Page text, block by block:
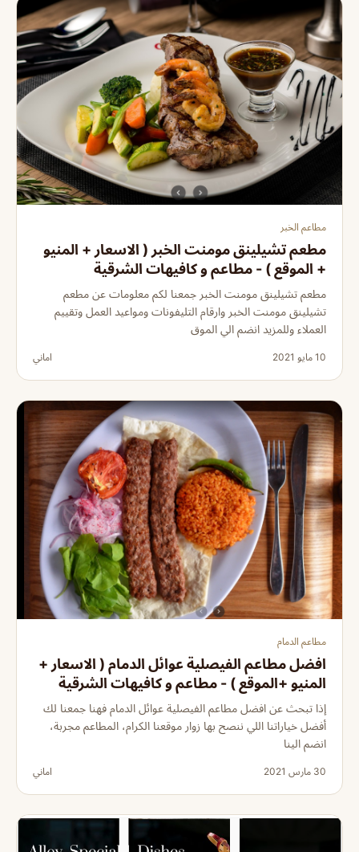
مطاعم الخبر
مطعم تشيلينق مومنت الخبر ( الاسعار + المنيو
+ الموقع ) - مطاعم و كافيهات الشرقية
مطعم تشيلينق مومنت الخبر جمعنا لكم معلومات عن مطعم
تشيلينق مومنت الخبر وارقام التليفونات ومواعيد العمل وتقييم
العملاء وللمزيد انضم الي الموق
10 مايو 2021 اماني
مطاعم الدمام
افضل مطاعم الفيصلية عوائل الدمام ( الاسعار +
المنيو +الموقع ) - مطاعم و كافيهات الشرقية
إذا تبحث عن افضل مطاعم الفيصلية عوائل الدمام فهنا جمعنا لك
أفضل خياراتنا اللي ننصح بها زوار موقعنا الكرام، المطاعم مجربة،
انضم الينا
30 مارس 2021 اماني